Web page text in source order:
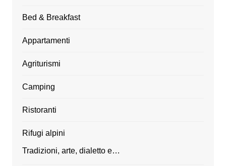
Bed & Breakfast
Appartamenti
Agriturismi
Camping
Ristoranti
Rifugi alpini
Tradizioni, arte, dialetto e…